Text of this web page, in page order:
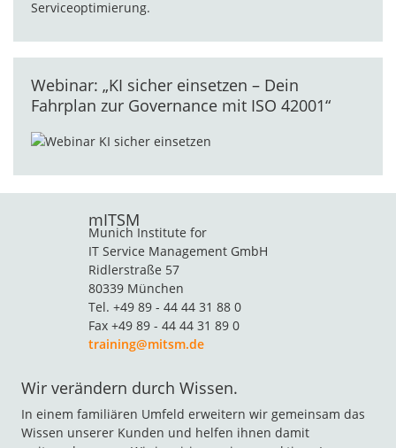
Webinar: „KI sicher einsetzen – Dein
Fahrplan zur Governance mit ISO 42001“
mITSM
Munich Institute for
IT Service Management GmbH
Ridlerstraße 57
80339 München
Tel. +49 89 - 44 44 31 88 0
Fax +49 89 - 44 44 31 89 0
training@mitsm.de
Wir verändern durch Wissen.
In einem familiären Umfeld erweitern wir gemeinsam das
Wissen unserer Kunden und helfen ihnen damit